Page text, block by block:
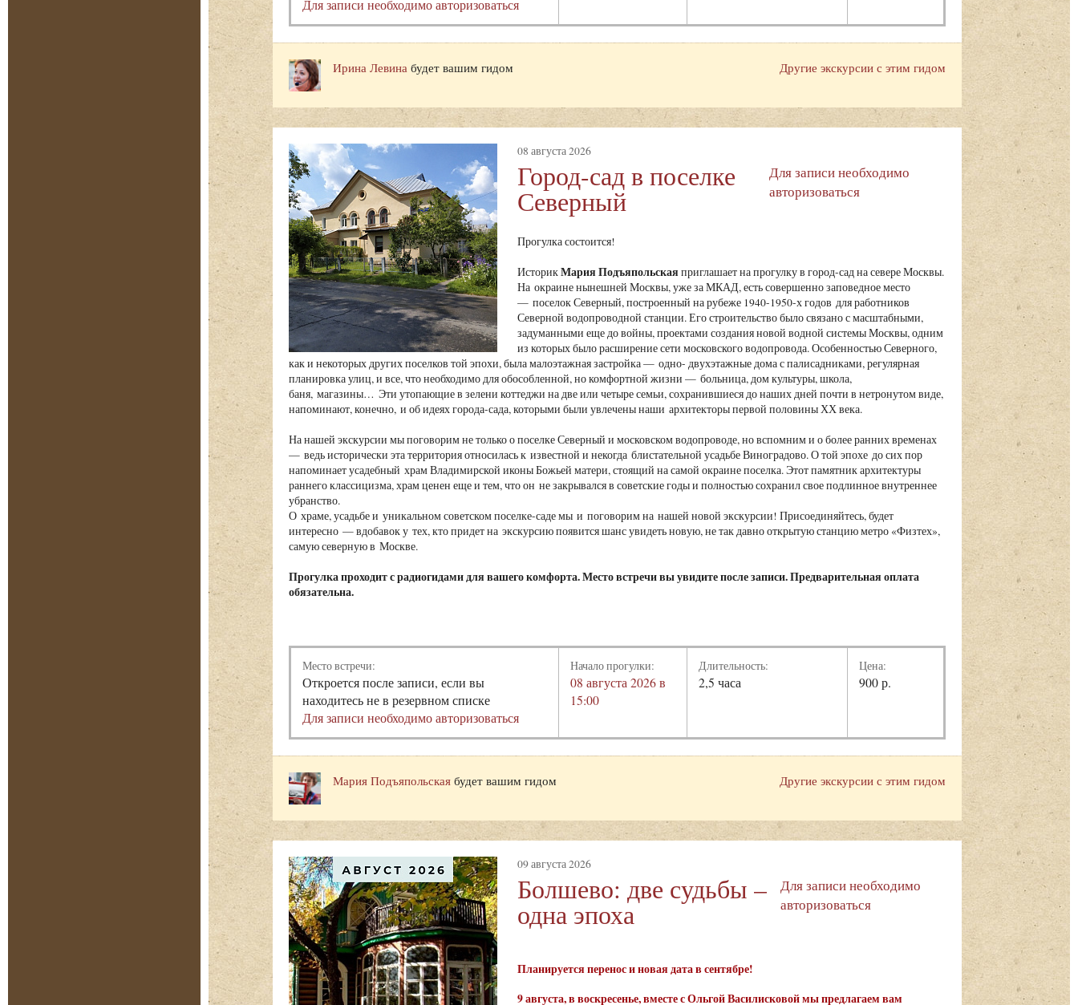
Для записи необходимо авторизоваться
Другие экскурсии с этим гидом
Ирина Левина будет вашим гидом
08 августа 2026
Город-сад в поселке
Северный
Для записи необходимо
авторизоваться
Прогулка состоится!
ИсторикМария Подъяпольская приглашает на прогулку в город-сад на севере Москвы.
На окраине нынешней Москвы, уже за МКАД, есть совершенно заповедное место
— поселок Северный, построенный на рубеже 1940-1950-х годов для работников
Северной водопроводной станции. Его строительство было связано с масштабными,
задуманными еще до войны, проектами создания новой водной системы Москвы, одним
из которых было расширение сети московского водопровода. Особенностью Северного,
как и некоторых других поселков той эпохи, была малоэтажная застройка — одно- двухэтажные дома с палисадниками, регулярная
планировка улиц, и все, что необходимо для обособленной, но комфортной жизни — больница, дом культуры, школа,
баня, магазины… Эти утопающие в зелени коттеджи на две или четыре семьи, сохранившиеся до наших дней почти в нетронутом виде,
напоминают, конечно, и об идеях города-сада, которыми были увлечены наши архитекторы первой половины ХХ века.
На нашей экскурсии мы поговорим не только о поселке Северный и московском водопроводе, но вспомним и о более ранних временах
— ведь исторически эта территория относилась к известной и некогда блистательной усадьбе Виноградово. О той эпохе до сих пор
напоминает усадебный храм Владимирской иконы Божьей матери, стоящий на самой окраине поселка. Этот памятник архитектуры
раннего классицизма, храм ценен еще и тем, что он не закрывался в советские годы и полностью сохранил свое подлинное внутреннее
убранство.
О храме, усадьбе и уникальном советском поселке-саде мы и поговорим на нашей новой экскурсии! Присоединяйтесь, будет
интересно — вдобавок у тех, кто придет на экскурсию появится шанс увидеть новую, не так давно открытую станцию метро «Физтех»,
самую северную в Москве.
Прогулка проходит с радиогидами для вашего комфорта. Место встречи вы увидите после записи. Предварительная оплата
обязательна.
Место встречи:
Откроется после записи, если вы
находитесь не в резервном списке
Для записи необходимо авторизоваться
Начало прогулки:
08 августа 2026 в
15:00
Длительность:
2,5 часа
Цена:
900 р.
Другие экскурсии с этим гидом
Мария Подъяпольская будет вашим гидом
09 августа 2026
Болшево: две судьбы –
одна эпоха
Для записи необходимо
авторизоваться
Планируется перенос и новая дата в сентябре!
9 августа, в воскресенье, вместе с Ольгой Василисковой мы предлагаем вам